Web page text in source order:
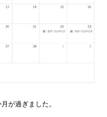
が過ぎました。